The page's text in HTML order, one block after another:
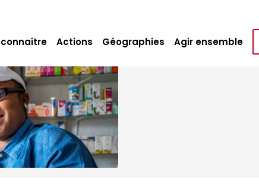
connaître Actions Géographies Agir ensemble